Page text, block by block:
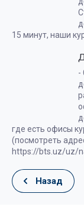
15 минут, наши
-
где есть офисы
(посмотреть
https://bts.uz/uz/
Назад